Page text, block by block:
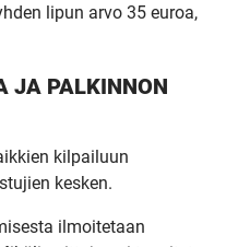
lipun arvo 35 euroa,
JA PALKINNON
kilpailuun
kesken.
ilmoitetaan